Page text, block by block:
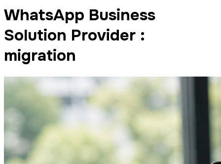
WhatsApp Business
Solution Provider :
migration